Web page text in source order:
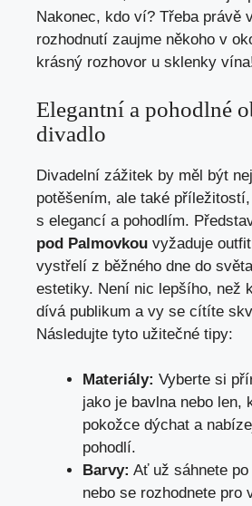
Nakonec, kdo ⁤ví? Třeba právě
rozhodnutí ⁤zaujme někoho v
krásný rozhovor u sklenky
Elegantní a pohodlné‌
divadlo
Divadelní zážitek by měl být​
potěšením, ale také
s elegancí a pohodlím.
pod Palmovkou vyžaduje
vystřelí z běžného dne do
estetiky. Není‍ nic lepšího, než
dívá publikum ‌a​ vy ⁣se cítíte
Následujte⁤ tyto užitečné tipy:
Materiály: Vyberte⁤ si
jako‍ je bavlna⁤ nebo‌ len,
pokožce ⁢dýchat a
pohodlí.
Barvy: Ať ‌už sáhnete
nebo se rozhodnete pro